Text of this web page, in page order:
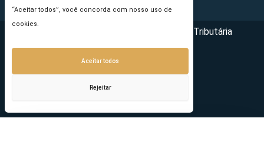
“Aceitar todos”, você concorda com nosso uso de
cookies.
Aceitar todos
Rejeitar
Copyright © 2026 - Portal da Reforma Tributária